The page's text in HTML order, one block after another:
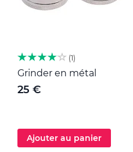
1
Grinder en métal
25 €
Ajouter au panier